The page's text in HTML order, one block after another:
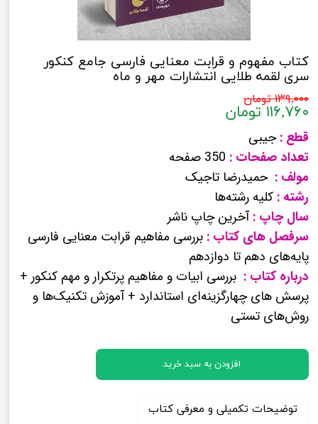
کتاب مفهوم و قرابت معنایی فارسی جامع کنکور
سری لقمه طلایی انتشارات مهر و ماه
۱۳۹,۰۰۰ تومان
۱۱۶,۷۶۰ تومان
قطع :جیبی
تعداد صفحات : 350 صفحه
مولف : حمیدرضا تاجیک
رشته : کلیه رشته‌ها
سال چاپ :آخرین چاپ ناشر
سرفصل های کتاب : بررسی مفاهیم قرابت معنایی فارسی
پایه‌های دهم تا دوازدهم
درباره کتاب : بررسی ابیات و مفاهیم پرتکرار و مهم کنکور +
پرسش های چهارگزینه‌ای استاندارد + آموزش تکنیک‌ها و
روش‌های تستی
افزودن به سبد خرید
توضیحات تکمیلی و معرفی کتاب